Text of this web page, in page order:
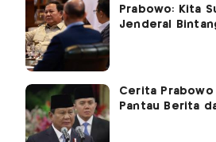
Prabowo: Kita
Jenderal
Cerita Prabowo
Pantau Berita